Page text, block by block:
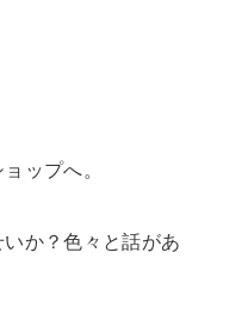
ップへ。
か？色々と話があ